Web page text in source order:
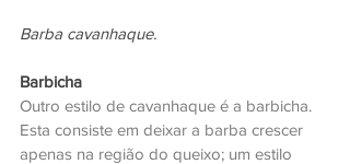
Barba cavanhaque.
Barbicha
Outro estilo de cavanhaque é a barbicha.
Esta consiste em deixar a barba crescer
apenas na região do queixo; um estilo